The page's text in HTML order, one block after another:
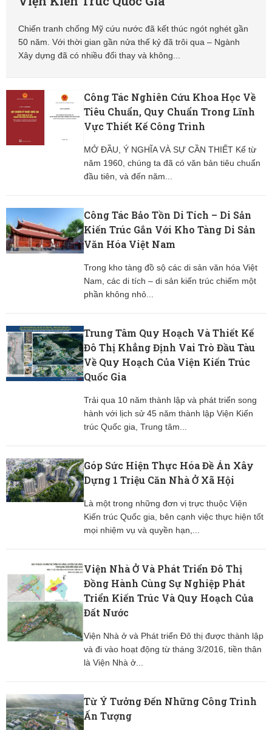
Chiến tranh chống Mỹ cứu nước đã kết thúc ngót nghét gần
50 năm. Với thời gian gần nửa thế kỷ đã trôi qua – Ngành
Xây dựng đã có nhiều đổi thay và không...
Công Tác Nghiên Cứu Khoa Học Về
Tiêu Chuẩn, Quy Chuẩn Trong Lĩnh
Vực Thiết Kế Công Trình
MỞ ĐẦU, Ý NGHĨA VÀ SỰ CẦN THIẾT Kể từ
năm 1960, chúng ta đã có văn bản tiêu chuẩn
đầu tiên, và đến năm...
Công Tác Bảo Tồn Di Tích – Di Sản
Kiến Trúc Gắn Với Kho Tàng Di Sản
Văn Hóa Việt Nam
Trong kho tàng đồ sộ các di sản văn hóa Việt
Nam, các di tích – di sản kiến trúc chiếm một
phần không nhỏ...
Trung Tâm Quy Hoạch Và Thiết Kế
Đô Thị Khẳng Định Vai Trò Đầu Tàu
Về Quy Hoạch Của Viện Kiến Trúc
Quốc Gia
Trải qua 10 năm thành lập và phát triển song
hành với lịch sử 45 năm thành lập Viện Kiến
trúc Quốc gia, Trung tâm...
Góp Sức Hiện Thực Hóa Đề Án Xây
Dựng 1 Triệu Căn Nhà Ở Xã Hội
Là một trong những đơn vị trực thuộc Viện
Kiến trúc Quốc gia, bên cạnh việc thực hiện tốt
mọi nhiệm vụ và quyền hạn,...
Viện Nhà Ở Và Phát Triển Đô Thị
Đồng Hành Cùng Sự Nghiệp Phát
Triển Kiến Trúc Và Quy Hoạch Của
Đất Nước
Viện Nhà ở và Phát triển Đô thị được thành lập
và đi vào hoạt động từ tháng 3/2016, tiền thân
là Viện Nhà ở...
Từ Ý Tưởng Đến Những Công Trình
Ấn Tượng